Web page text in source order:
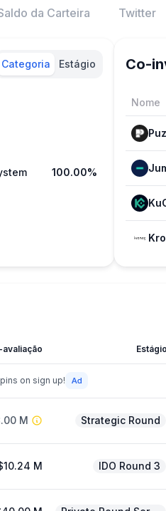
da Carteira Twitter
Categoria Estágio
100.00%
Co-
Nome
Estágio
on sign up!
M Strategic Round
M IDO Round 3